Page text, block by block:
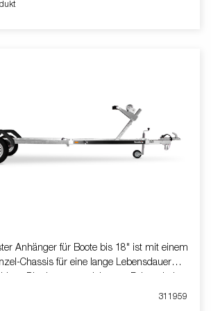
Mehrfach verstellbare Premium
Anhänger für Boote bis 18" ist mit einem
Chassis für eine lange Lebensdauer
Dir ein ausgezeichnetes Fahrverhalten.
Rollen haben die Aufgabe einen
311959